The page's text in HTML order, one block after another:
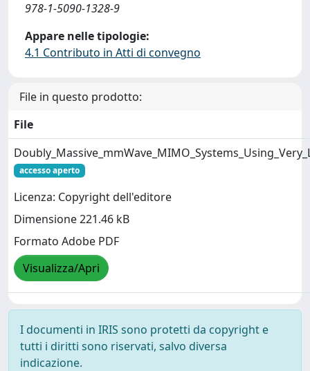
978-1-5090-1328-9
Appare nelle tipologie:
4.1 Contributo in Atti di convegno
File in questo prodotto:
File
accesso aperto
Licenza: Copyright dell'editore
Dimensione 221.46 kB
Formato Adobe PDF
Visualizza/Apri
I documenti in IRIS sono protetti da copyright e
tutti i diritti sono riservati, salvo diversa
indicazione.